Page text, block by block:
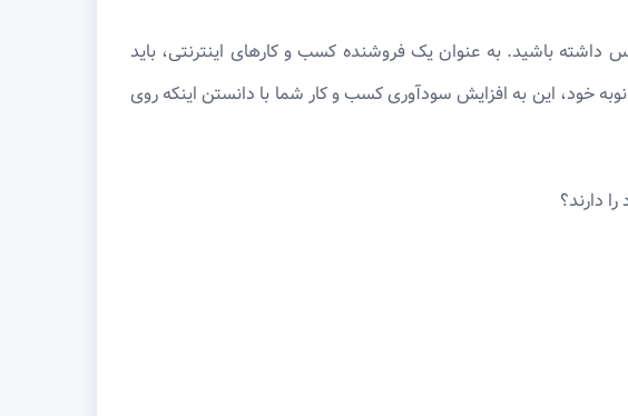
باشید. به عنوان یک فروشنده کسب و کارهای اینترنتی، باید
خود، این به افزایش سودآوری کسب و کار شما با دانستن اینکه روی
دارند؟